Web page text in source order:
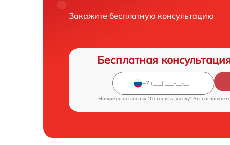
Закажите бесплатную консультацию
Бесплатная
Нажимая на кнопку "Оставить заявку" Вы